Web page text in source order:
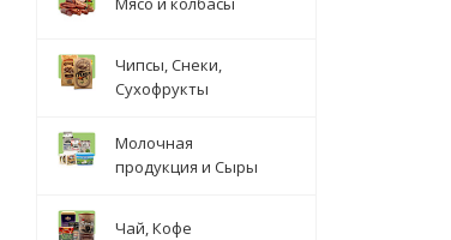
Чипсы, Снеки,
Сухофрукты
Молочная
продукция и Сыры
Чай, Кофе